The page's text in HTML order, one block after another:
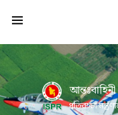
প্রতিরক্ষা